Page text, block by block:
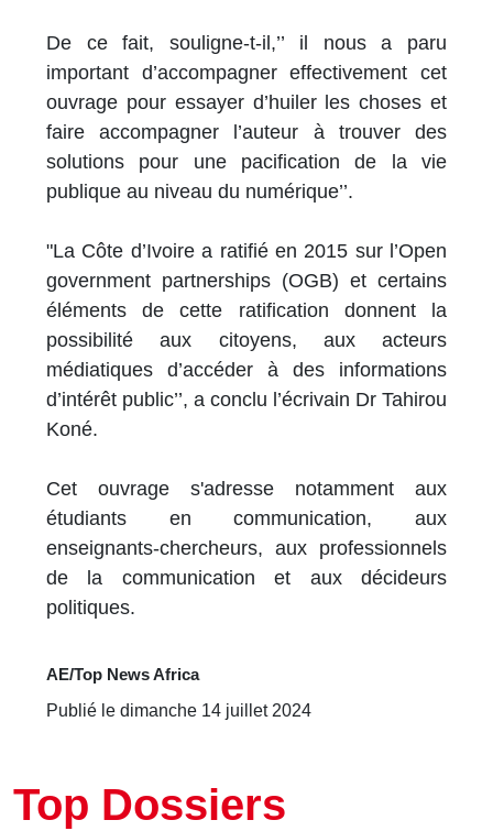
De ce fait, souligne-t-il,’’ il nous a paru
important d’accompagner effectivement cet
ouvrage pour essayer d’huiler les choses et
faire accompagner l’auteur à trouver des
solutions pour une pacification de la vie
publique au niveau du numérique’’.
"La Côte d’Ivoire a ratifié en 2015 sur l’Open
government partnerships (OGB) et certains
éléments de cette ratification donnent la
possibilité aux citoyens, aux acteurs
médiatiques d’accéder à des informations
d’intérêt public’’, a conclu l’écrivain Dr Tahirou
Koné.
Cet ouvrage s'adresse notamment aux
étudiants en communication, aux
enseignants-chercheurs, aux professionnels
de la communication et aux décideurs
politiques.
AE/Top News Africa
Publié le dimanche 14 juillet 2024
Top Dossiers